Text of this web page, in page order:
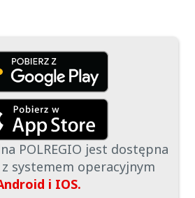
POLREGIO jest dostępna
systemem operacyjnym
i IOS.